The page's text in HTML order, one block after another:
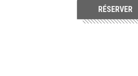
RÉSERVER